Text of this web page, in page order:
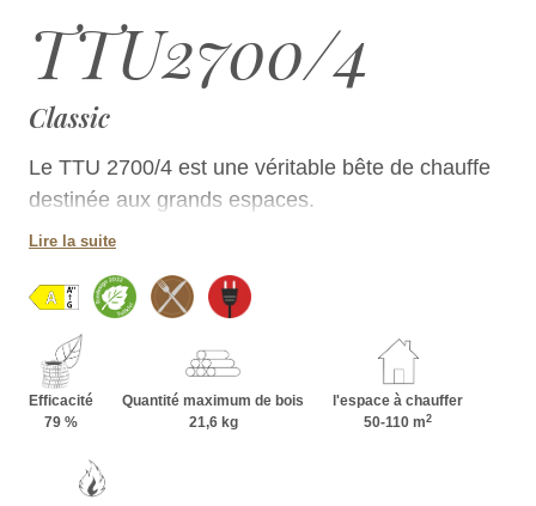
TTU2700/4
Classic
Le TTU 2700/4 est une véritable bête de chauffe
destinée aux grands espaces.
Lire la suite
Efficacité
79 %
Quantité maximum de bois
21,6 kg
l'espace à chauffer
50-110 m2